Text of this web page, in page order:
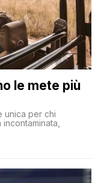
le mete più
unica per chi